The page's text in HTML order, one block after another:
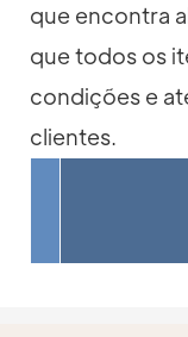
que encontra
que todos os
condições e
clientes.